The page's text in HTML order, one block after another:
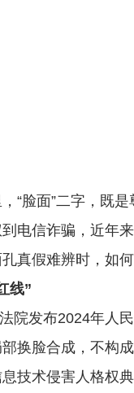
脸面”二字，既是
电信诈骗，近年
假难辨时，如何
线”
发布2024年人民
换脸合成，不构
技术侵害人格权